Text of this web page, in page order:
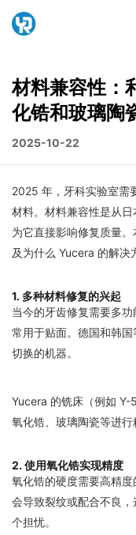
材料兼容性：
化锆和玻璃陶
2025-10-22
2025 年，牙科实验室需
材料。材料兼容性是从
为它直接影响修复质量
及为什么 Yucera 的解决
1. 多种材料修复的兴起
当今的牙齿修复需要多
常用于贴面。德国和韩
切换的机器。
Yucera 的铣床（例如 Y-
氧化锆、玻璃陶瓷等进行
2. 使用氧化锆实现精度
氧化锆的硬度需要高精
会导致裂纹或配合不良
个担忧。